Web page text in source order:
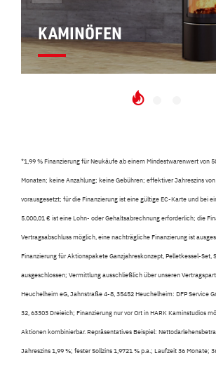
KAMINÖFEN
*1,99 % Finanzierung für Neukäufe ab einem Mindestwarenwert von
Monaten; keine Anzahlung; keine Gebühren; effektiver Jahreszins
vorausgesetzt; für die Finanzierung ist eine gültige EC-Karte und bei
5.000,01 € ist eine Lohn- oder Gehaltsabrechnung erforderlich; die
Vertragsabschluss möglich, eine nachträgliche Finanzierung ist
Finanzierung für Aktionspakete Ganzjahreskonzept, Pelletkessel-Set,
ausgeschlossen; Vermittlung ausschließlich über unseren
Heuchelheim eG, Jahnstraße 4-8, 35452 Heuchelheim: DFP Service
32, 63303 Dreieich; Finanzierung nur vor Ort in HARK Kaminstudios
Aktionen kombinierbar. Repräsentatives Beispiel:
Jahreszins 1,99 %; fester Sollzins 1,9721 % p.a.; Laufzeit 36 Monate;